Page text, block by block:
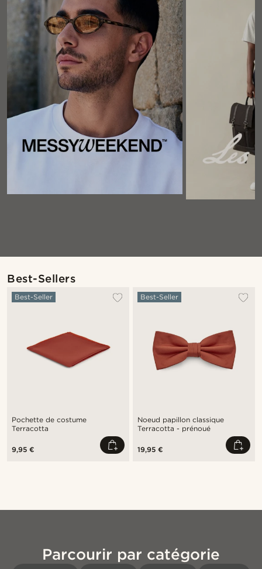
Best-Sellers
Pochette de costume
Terracotta
Best-Seller
9,95 €
Noeud papillon classique
Terracotta - prénoué
Best-Seller
19,95 €
Parcourir par catégorie